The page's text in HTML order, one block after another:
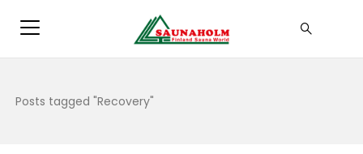
Posts tagged "Recovery"